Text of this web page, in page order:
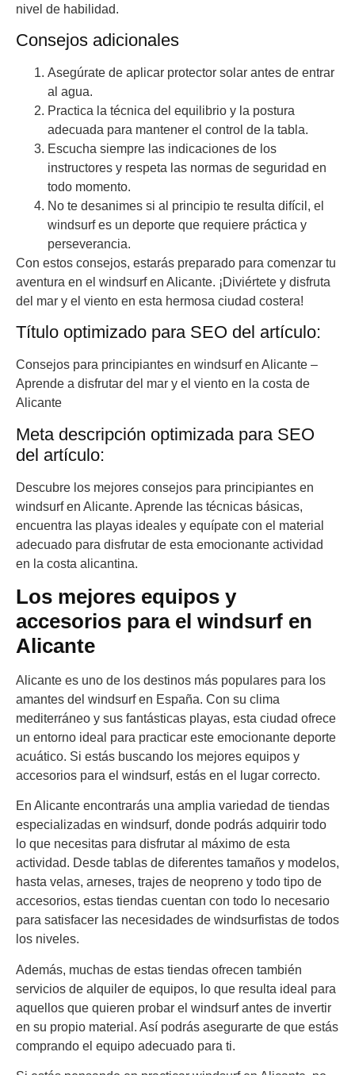
nivel de habilidad.
Consejos adicionales
Asegúrate de aplicar protector solar antes de entrar
al agua.
Practica la técnica del equilibrio y la postura
adecuada para mantener el control de la tabla.
Escucha siempre las indicaciones de los
instructores y respeta las normas de seguridad en
todo momento.
No te desanimes si al principio te resulta difícil, el
windsurf es un deporte que requiere práctica y
perseverancia.
Con estos consejos, estarás preparado para comenzar tu
aventura en el windsurf en Alicante. ¡Diviértete y disfruta
del mar y el viento en esta hermosa ciudad costera!
Título optimizado para SEO del artículo:
Consejos para principiantes en windsurf en Alicante –
Aprende a disfrutar del mar y el viento en la costa de
Alicante
Meta descripción optimizada para SEO
del artículo:
Descubre los mejores consejos para principiantes en
windsurf en Alicante. Aprende las técnicas básicas,
encuentra las playas ideales y equípate con el material
adecuado para disfrutar de esta emocionante actividad
en la costa alicantina.
Los mejores equipos y
accesorios para el windsurf en
Alicante
Alicante es uno de los destinos más populares para los
amantes del windsurf en España. Con su clima
mediterráneo y sus fantásticas playas, esta ciudad ofrece
un entorno ideal para practicar este emocionante deporte
acuático. Si estás buscando los mejores equipos y
accesorios para el windsurf, estás en el lugar correcto.
En Alicante encontrarás una amplia variedad de tiendas
especializadas en windsurf, donde podrás adquirir todo
lo que necesitas para disfrutar al máximo de esta
actividad. Desde tablas de diferentes tamaños y modelos,
hasta velas, arneses, trajes de neopreno y todo tipo de
accesorios, estas tiendas cuentan con todo lo necesario
para satisfacer las necesidades de windsurfistas de todos
los niveles.
Además, muchas de estas tiendas ofrecen también
servicios de alquiler de equipos, lo que resulta ideal para
aquellos que quieren probar el windsurf antes de invertir
en su propio material. Así podrás asegurarte de que estás
comprando el equipo adecuado para ti.